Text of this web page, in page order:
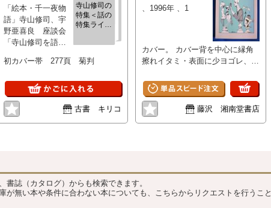
寺山修司の
特集＜話の
特集ライブ
「絵本・千一夜物
語」寺山修司、宇
野亜喜良 座談会
「寺山修司を語
立木義浩、和田
自由国民社 、1996
、1
初カバー帯 277頁 菊判
古書 キリコ
、1996年 、1
カバー。 カバー背を中心に縁角
擦れイタミ・表面に少ヨゴレ、小
はがし跡及び少線引きヨゴレがあ
りますが本文は概ね良好です。
藤沢 湘南堂書店
誌（カタログ）からも検索できます。
が無い本や条件に合わない本についても、こちらからリクエストを行うこと